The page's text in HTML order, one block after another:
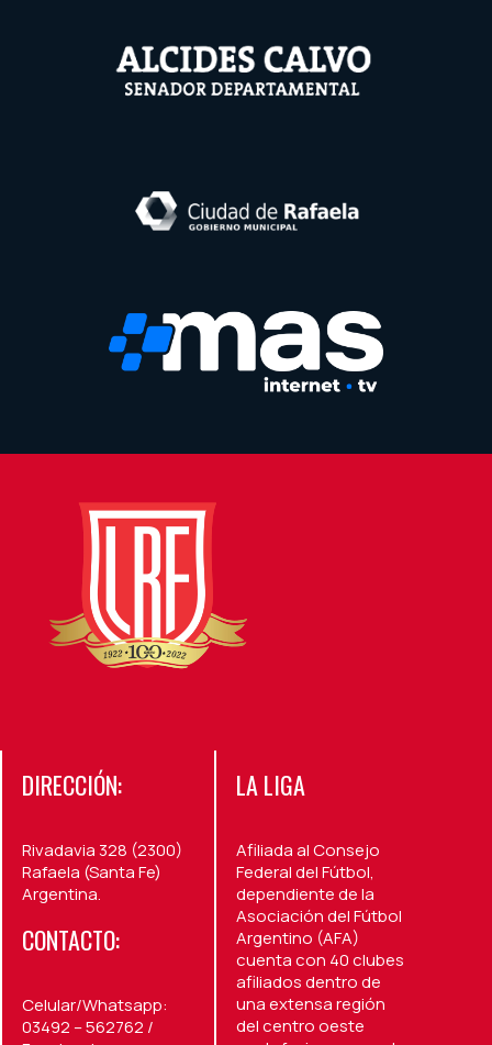
DIRECCIÓN:
Rivadavia 328 (2300)
Rafaela (Santa Fe)
Argentina.
CONTACTO:
Celular/Whatsapp:
03492 – 562762 /
LA LIGA
Afiliada al Consejo
Federal del Fútbol,
dependiente de la
Asociación del Fútbol
Argentino (AFA)
cuenta con 40 clubes
afiliados dentro de
una extensa región
del centro oeste